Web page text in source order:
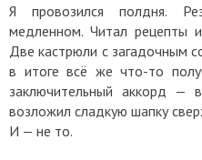
Я провозился полдня.
медленном. Читал рецепты
Две кастрюли с загадочным
в итоге всё же что-то
заключительный аккорд —
возложил сладкую шапку
И — не то.